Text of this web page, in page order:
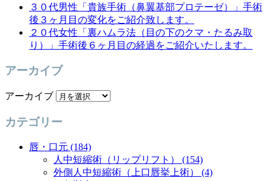
３０代男性「貴族手術（鼻翼基部プロテーゼ）」手術
後３ヶ月目の変化をご紹介致します。
２０代女性「裏ハムラ法（目の下のクマ・たるみ取
り）」手術後６ヶ月目の経過をご紹介いたします。
アーカイブ
アーカイブ
カテゴリー
唇・口元 (184)
人中短縮術（リップリフト） (154)
外側人中短縮術（上口唇挙上術） (4)